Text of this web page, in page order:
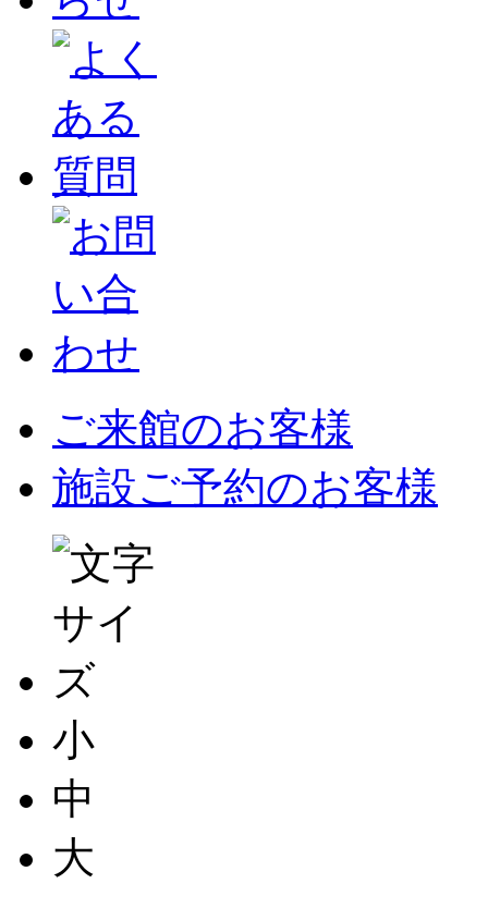
ご来館のお客様
施設ご予約のお客様
小
中
大